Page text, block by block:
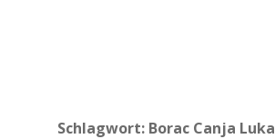
Schlagwort: Borac Canja Luka